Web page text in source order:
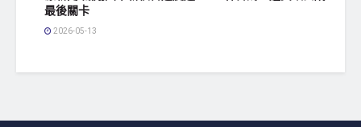
最後關卡
2026-05-13